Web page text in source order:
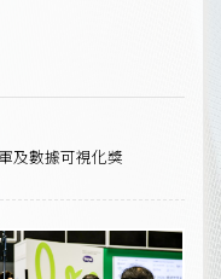
及數據可視化獎